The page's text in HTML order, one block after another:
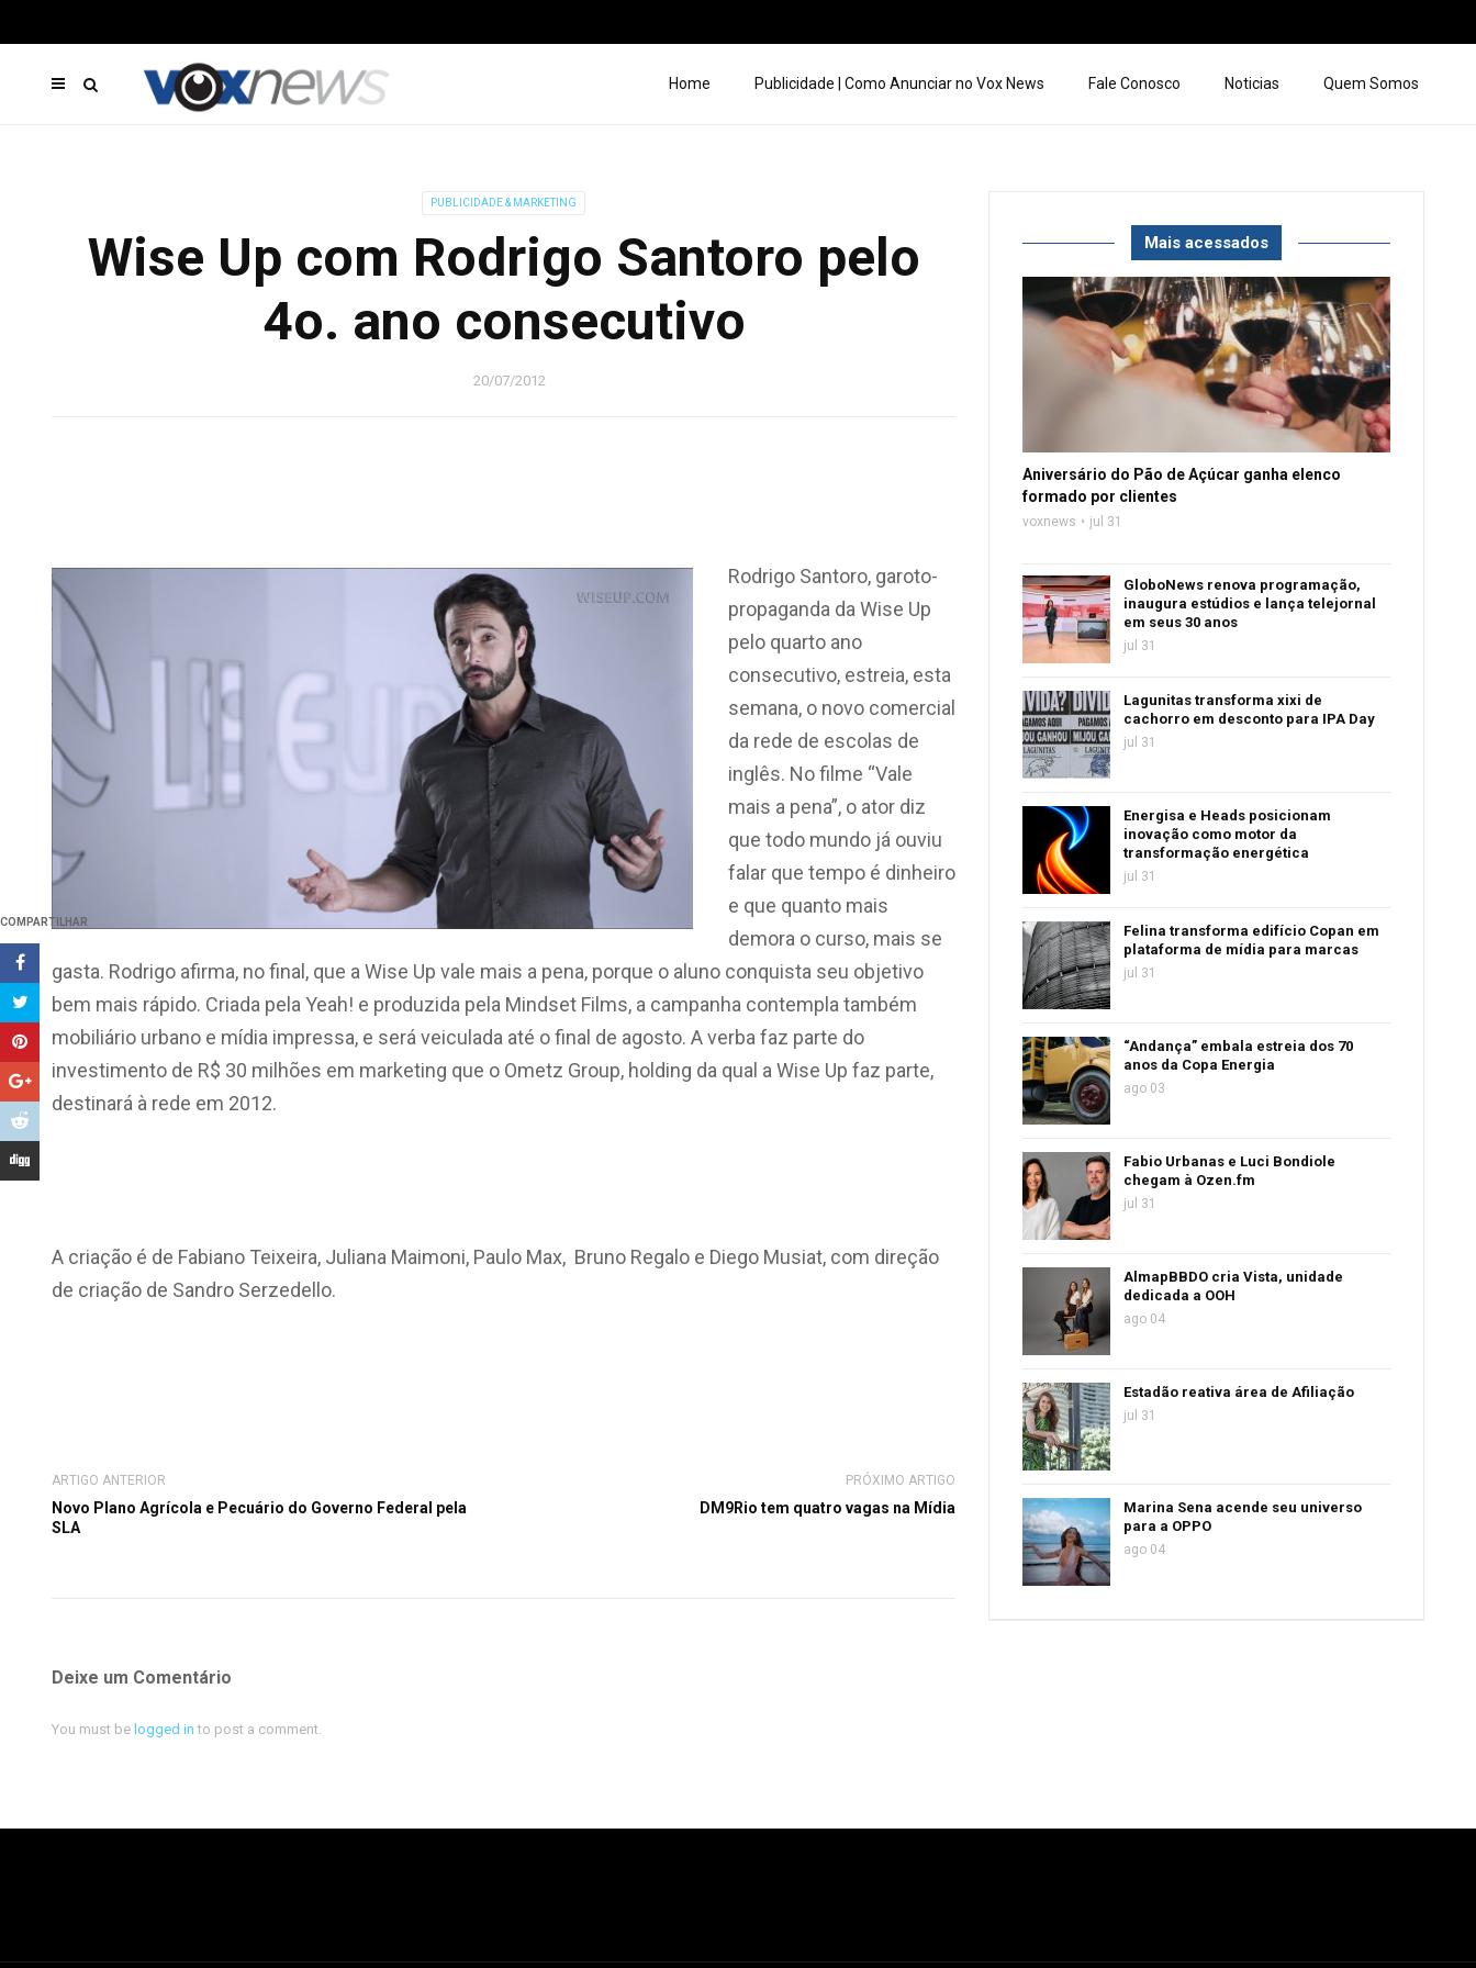
Home Publicidade | Como Anunciar no Vox News Fale Conosco Noticias Quem Somos
PUBLICIDADE & MARKETING
Wise Up com Rodrigo Santoro pelo
4o. ano consecutivo
20/07/2012
COMPARTILHAR
Rodrigo Santoro, garoto-
propaganda da Wise Up
pelo quarto ano
consecutivo, estreia, esta
semana, o novo comercial
da rede de escolas de
inglês. No filme “Vale
mais a pena”, o ator diz
que todo mundo já ouviu
falar que tempo é dinheiro
e que quanto mais
demora o curso, mais se
gasta. Rodrigo afirma, no final, que a Wise Up vale mais a pena, porque o aluno conquista seu objetivo
bem mais rápido. Criada pela Yeah! e produzida pela Mindset Films, a campanha contempla também
mobiliário urbano e mídia impressa, e será veiculada até o final de agosto. A verba faz parte do
investimento de R$ 30 milhões em marketing que o Ometz Group, holding da qual a Wise Up faz parte,
destinará à rede em 2012.
A criação é de Fabiano Teixeira, Juliana Maimoni, Paulo Max, Bruno Regalo e Diego Musiat, com direção
de criação de Sandro Serzedello.
ARTIGO ANTERIOR
Novo Plano Agrícola e Pecuário do Governo Federal pela
SLA
PRÓXIMO ARTIGO
DM9Rio tem quatro vagas na Mídia
Deixe um Comentário
You must be logged in to post a comment.
Mais acessados
Aniversário do Pão de Açúcar ganha elenco
formado por clientes
voxnews jul 31
GloboNews renova programação,
inaugura estúdios e lança telejornal
em seus 30 anos
jul 31
Lagunitas transforma xixi de
cachorro em desconto para IPA Day
jul 31
Energisa e Heads posicionam
inovação como motor da
transformação energética
jul 31
Felina transforma edifício Copan em
plataforma de mídia para marcas
jul 31
“Andança” embala estreia dos 70
anos da Copa Energia
ago 03
Fabio Urbanas e Luci Bondiole
chegam à Ozen.fm
jul 31
AlmapBBDO cria Vista, unidade
dedicada a OOH
ago 04
Estadão reativa área de Afiliação
jul 31
Marina Sena acende seu universo
para a OPPO
ago 04